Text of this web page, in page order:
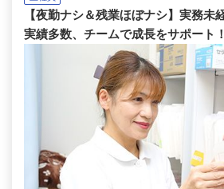
【夜勤ナシ＆残業ほぼナシ】実務未
実績多数、チームで成長をサポート